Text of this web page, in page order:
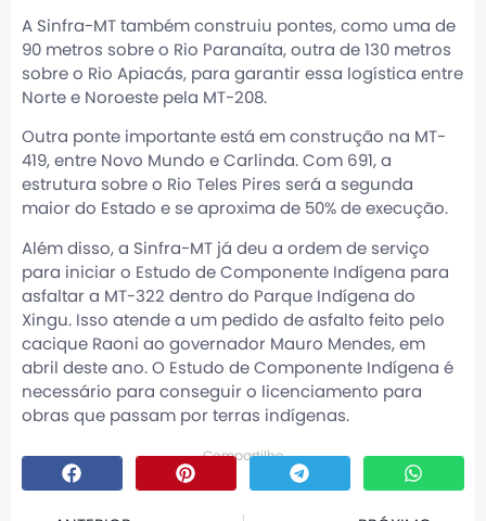
A Sinfra-MT também construiu pontes, como uma de
90 metros sobre o Rio Paranaíta, outra de 130 metros
sobre o Rio Apiacás, para garantir essa logística entre
Norte e Noroeste pela MT-208.
Outra ponte importante está em construção na MT-
419, entre Novo Mundo e Carlinda. Com 691, a
estrutura sobre o Rio Teles Pires será a segunda
maior do Estado e se aproxima de 50% de execução.
Além disso, a Sinfra-MT já deu a ordem de serviço
para iniciar o Estudo de Componente Indígena para
asfaltar a MT-322 dentro do Parque Indígena do
Xingu. Isso atende a um pedido de asfalto feito pelo
cacique Raoni ao governador Mauro Mendes, em
abril deste ano. O Estudo de Componente Indígena é
necessário para conseguir o licenciamento para
obras que passam por terras indígenas.
Compartilhe